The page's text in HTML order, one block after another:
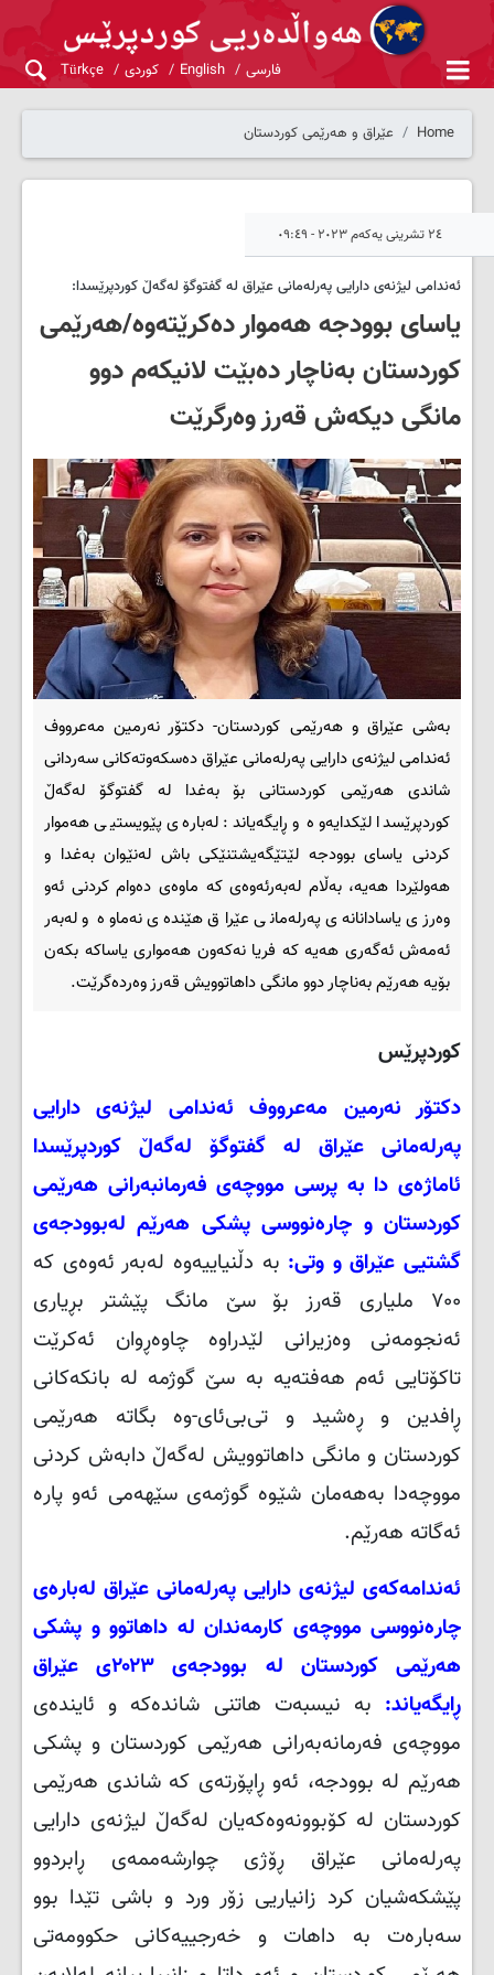
فارسی English کوردی Türkçe
Home عێراق و هەرێمی کوردستان
٢٤ تشرینی یەکەم ٢٠٢٣ - ٠٩:٤٩
ئەندامی لیژنەی دارایی پەرلەمانی عێراق لە گفتوگۆ لەگەڵ کوردپرێسدا:
یاسای بوودجە هەموار دەکرێتەوە/هەرێمی
کوردستان بەناچار دەبێت لانیکەم دوو
مانگی دیکەش قەرز وەرگرێت
بەشی عێراق و هەرێمی کوردستان- دکتۆر نەرمین مەعرووف
ئەندامی لیژنەی دارایی پەرلەمانی عێراق دەسکەوتەکانی سەردانی
شاندی هەرێمی کوردستانی بۆ بەغدا لە گفتوگۆ لەگەڵ
کوردپرێسدا لێکدایەوە و ڕایگەیاند: لەبارەی پێویستیی هەموار
کردنی یاسای بوودجە لێتێگەیشتنێکی باش لەنێوان بەغدا و
هەولێردا هەیە، بەڵام لەبەرئەوەی کە ماوەی دەوام کردنی ئەو
وەرزی یاسادانانەی پەرلەمانی عێراق هێندەی نەماوە و لەبەر
ئەمەش ئەگەری هەیە کە فریا نەکەون هەمواری یاساکە بکەن
بۆیە هەرێم بەناچار دوو مانگی داهاتوویش قەرز وەردەگرێت.
کوردپرێس
دکتۆر نەرمین مەعرووف ئەندامی لیژنەی دارایی
پەرلەمانی عێراق لە گفتوگۆ لەگەڵ کوردپرێسدا
ئاماژەی دا بە پرسی مووچەی فەرمانبەرانی هەرێمی
کوردستان و چارەنووسی پشکی هەرێم لەبوودجەی
گشتیی عێراق و وتی: بە دڵنیاییەوە لەبەر ئەوەی کە
۷۰۰ ملیاری قەرز بۆ سێ مانگ پێشتر بڕیاری
ئەنجومەنی وەزیرانی لێدراوە چاوەڕوان ئەکرێت
تاکۆتایی ئەم هەفتەیە بە سێ گوژمە لە بانکەکانی
ڕافدین و ڕەشید و تی‌بی‌ئای-وە بگاتە هەرێمی
کوردستان و مانگی داهاتوویش لەگەڵ دابەش کردنی
مووچەدا بەهەمان شێوە گوژمەی سێهەمی ئەو پارە
ئەگاتە هەرێم.
ئەندامەکەی لیژنەی دارایی پەرلەمانی عێراق لەبارەی
چارەنووسی مووچەی کارمەندان لە داهاتوو و پشکی
هەرێمی کوردستان لە بوودجەی ۲۰۲۳ی عێراق
ڕایگەیاند: بە نیسبەت هاتنی شاندەکە و ئایندەی
مووچەی فەرمانەبەرانی هەرێمی کوردستان و پشکی
هەرێم لە بوودجە، ئەو ڕاپۆرتەی کە شاندی هەرێمی
کوردستان لە کۆبوونەوەکەیان لەگەڵ لیژنەی دارایی
پەرلەمانی عێراق ڕۆژی چوارشەممەی ڕابردوو
پێشکەشیان کرد زانیاریی زۆر ورد و باشی تێدا بوو
سەبارەت بە داهات و خەرجییەکانی حکوومەتی